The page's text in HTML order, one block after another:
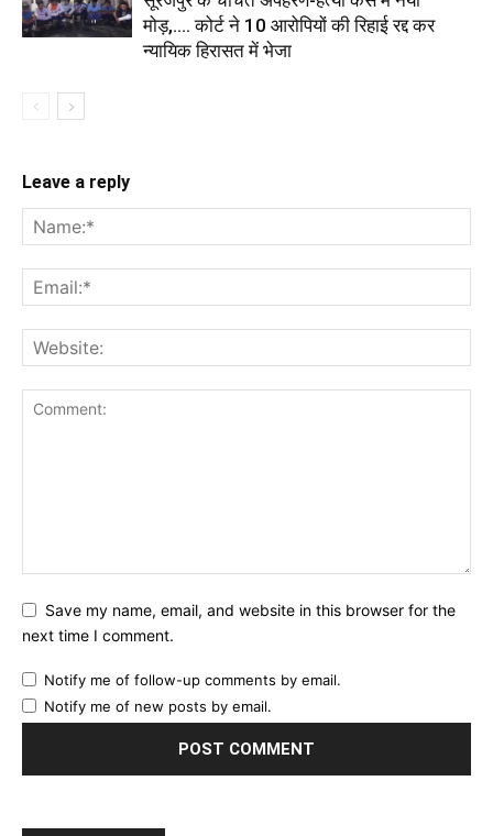
मोड़,.... कोर्ट ने 10 आरोपियों की रिहाई रद्द कर
न्यायिक हिरासत में भेजा
Leave a reply
Save my name, email, and website in this browser for the
next time I comment.
Notify me of follow-up comments by email.
Notify me of new posts by email.